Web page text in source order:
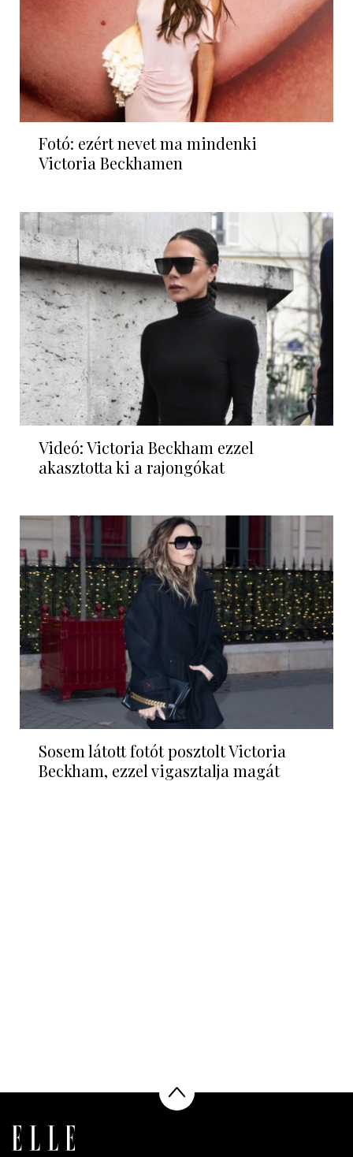
Fotó: ezért nevet ma mindenki
Victoria Beckhamen
Videó: Victoria Beckham ezzel
akasztotta ki a rajongókat
Sosem látott fotót posztolt Victoria
Beckham, ezzel vigasztalja magát